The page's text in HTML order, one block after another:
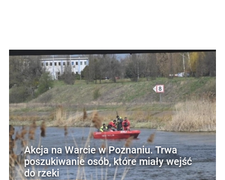
Akcja na Warcie w Poznaniu. Trwa
poszukiwanie osób, które miały wejść
do rzeki